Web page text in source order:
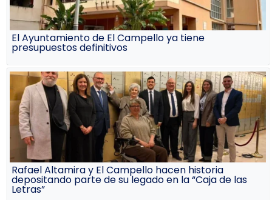
El Ayuntamiento de El Campello ya tiene
presupuestos definitivos
Rafael Altamira y El Campello hacen historia
depositando parte de su legado en la “Caja de las
Letras”